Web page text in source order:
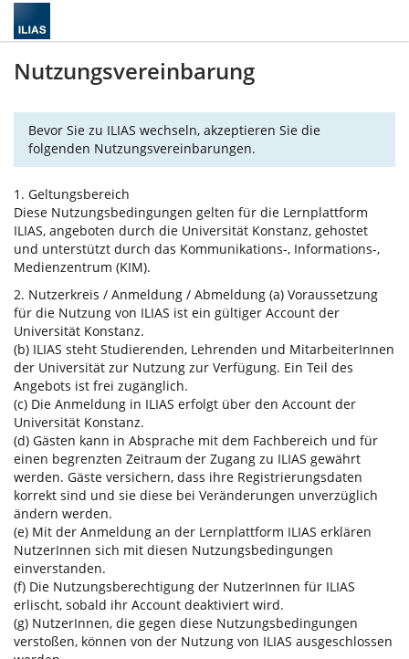
Nutzungsvereinbarung
Bevor Sie zu ILIAS wechseln, akzeptieren Sie die
folgenden Nutzungsvereinbarungen.
1. Geltungsbereich
Diese Nutzungsbedingungen gelten für die Lernplattform
ILIAS, angeboten durch die Universität Konstanz, gehostet
und unterstützt durch das Kommunikations-, Informations-,
Medienzentrum (KIM).
2. Nutzerkreis / Anmeldung / Abmeldung (a) Voraussetzung
für die Nutzung von ILIAS ist ein gültiger Account der
Universität Konstanz.
(b) ILIAS steht Studierenden, Lehrenden und MitarbeiterInnen
der Universität zur Nutzung zur Verfügung. Ein Teil des
Angebots ist frei zugänglich.
(c) Die Anmeldung in ILIAS erfolgt über den Account der
Universität Konstanz.
(d) Gästen kann in Absprache mit dem Fachbereich und für
einen begrenzten Zeitraum der Zugang zu ILIAS gewährt
werden. Gäste versichern, dass ihre Registrierungsdaten
korrekt sind und sie diese bei Veränderungen unverzüglich
ändern werden.
(e) Mit der Anmeldung an der Lernplattform ILIAS erklären
NutzerInnen sich mit diesen Nutzungsbedingungen
einverstanden.
(f) Die Nutzungsberechtigung der NutzerInnen für ILIAS
erlischt, sobald ihr Account deaktiviert wird.
(g) NutzerInnen, die gegen diese Nutzungsbedingungen
verstoßen, können von der Nutzung von ILIAS ausgeschlossen